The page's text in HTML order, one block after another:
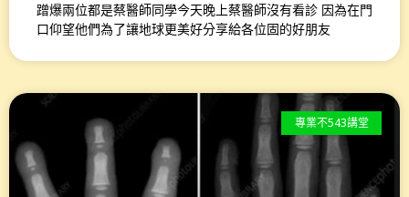
蹭爆兩位都是蔡醫師同學今天晚上蔡醫師沒有看診 因為在門
口仰望他們為了讓地球更美好分享給各位固的好朋友
專業不543講堂